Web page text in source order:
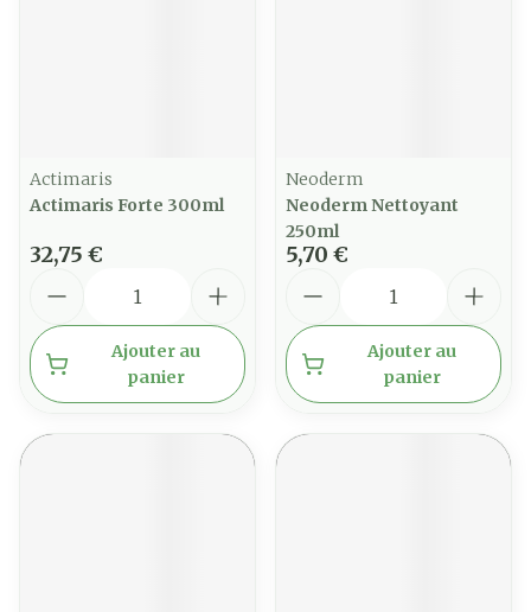
Actimaris
Actimaris Forte 300ml
32,75 €
Ajouter au
panier
Neoderm
Neoderm Nettoyant
250ml
5,70 €
Ajouter au
panier